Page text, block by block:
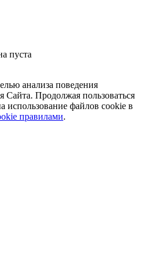
пуста
анализа поведения
Сайта. Продолжая пользоваться
использование файлов cookie в
правилами.